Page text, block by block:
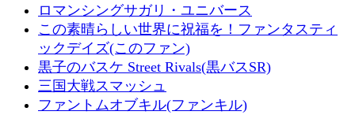
ロマンシングサガリ・ユニバース
この素晴らしい世界に祝福を！ファンタスティ
ックデイズ(このファン)
黒子のバスケ Street Rivals(黒バスSR)
三国大戦スマッシュ
ファントムオブキル(ファンキル)